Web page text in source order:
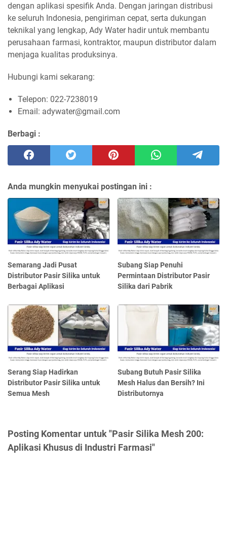
dengan aplikasi spesifik Anda. Dengan jaringan distribusi
ke seluruh Indonesia, pengiriman cepat, serta dukungan
teknikal yang lengkap, Ady Water hadir untuk membantu
perusahaan farmasi, kontraktor, maupun distributor dalam
menjaga kualitas produksinya.
Hubungi kami sekarang:
Telepon: 022-7238019
Email: adywater@gmail.com
Berbagi :
Anda mungkin menyukai postingan ini :
Semarang Jadi Pusat
Distributor Pasir Silika untuk
Berbagai Aplikasi
Subang Siap Penuhi
Permintaan Distributor Pasir
Silika dari Pabrik
Serang Siap Hadirkan
Distributor Pasir Silika untuk
Semua Mesh
Subang Butuh Pasir Silika
Mesh Halus dan Bersih? Ini
Distributornya
Posting Komentar untuk "Pasir Silika Mesh 200:
Aplikasi Khusus di Industri Farmasi"